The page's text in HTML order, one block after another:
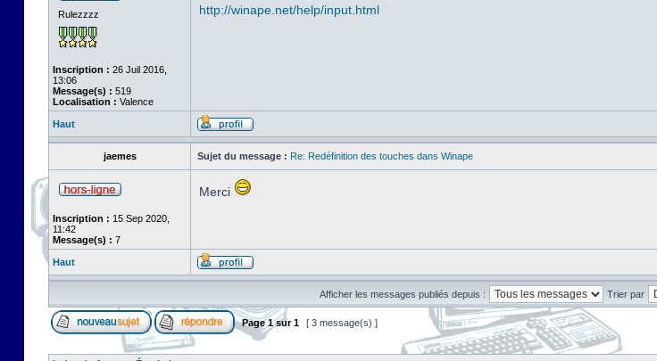
Rulezzzz
Inscription : 26 Juil 2016,
13:06
Message(s) : 519
Localisation : Valence
http://winape.net/help/input.html
Haut
jaemes Sujet du message : Re: Redéfinition des touches dans Winape
Inscription : 15 Sep 2020,
11:42
Message(s) : 7
Merci
Haut
Afficher les messages publiés depuis : Trier par
Page1sur1 [ 3 message(s) ]